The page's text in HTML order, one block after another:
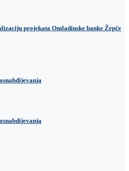
projekata Omladinske banke Žepče